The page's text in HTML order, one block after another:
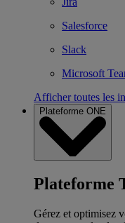
Salesforce
Slack
Microsoft
Afficher toutes les
Plateforme ONE
Plateforme
Gérez et optimisez